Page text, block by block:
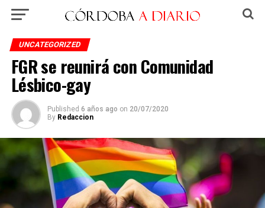
UNCATEGORIZED
FGR se reunirá con Comunidad
Lésbico-gay
Published 6 años ago on 20/07/2020
By Redaccion